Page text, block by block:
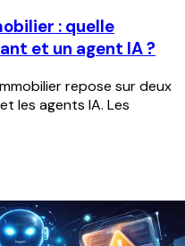
: quelle
et un agent IA ?
repose sur deux
les agents IA. Les